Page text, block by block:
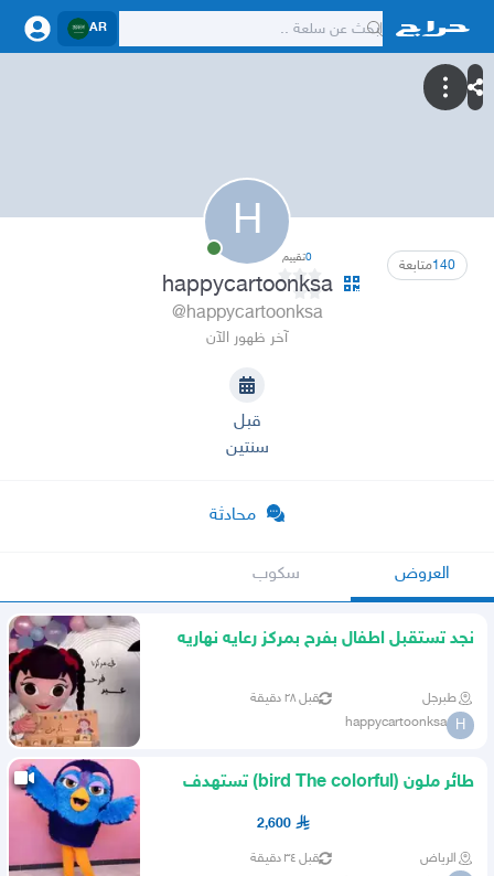
AR
H
140متابعة 0تقييم
happycartoonksa
@happycartoonksa
آخر ظهور الآن
قبل
سنتين
محادثة
العروض سكوب
نجد تستقبل اطفال بفرح بمركز رعايه نهاريه
طبرجل قبل ٢٨ دقيقة
H
happycartoonksa
طائر ملون (bird The colorful) تستهدف
2,600
الرياض قبل ٣٤ دقيقة